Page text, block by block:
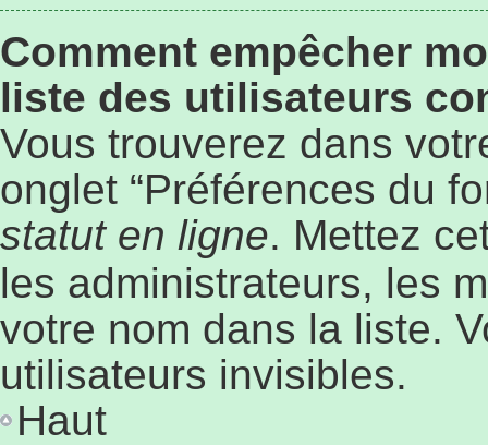
Comment empêcher
liste des utilisateurs
Vous trouverez dans
onglet “Préférences du
statut en ligne. Mettez
les administrateurs, les
votre nom dans la liste.
utilisateurs invisibles.
Haut